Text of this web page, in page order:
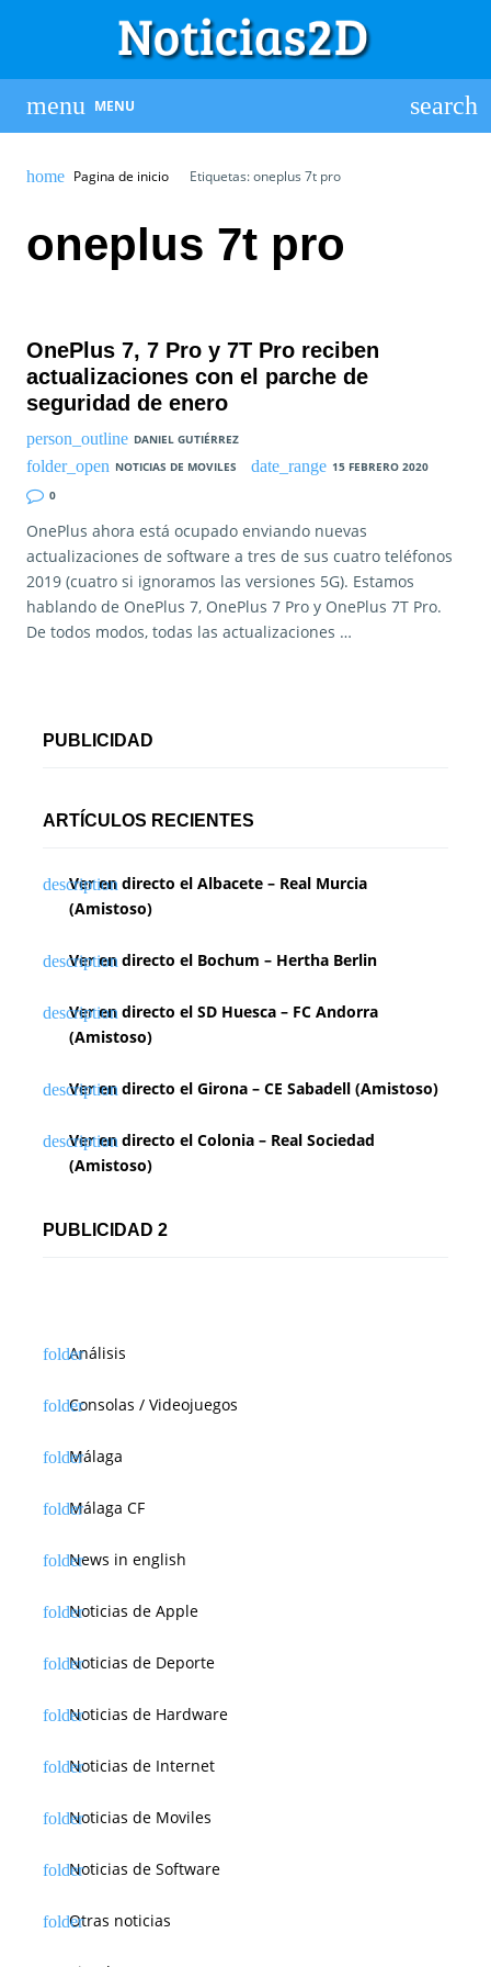
MENU
Pagina de inicio Etiquetas: oneplus 7t pro
oneplus 7t pro
OnePlus 7, 7 Pro y 7T Pro reciben
actualizaciones con el parche de
seguridad de enero
DANIEL GUTIÉRREZ
NOTICIAS DE MOVILES
15 FEBRERO 2020
0
OnePlus ahora está ocupado enviando nuevas
actualizaciones de software a tres de sus cuatro teléfonos
2019 (cuatro si ignoramos las versiones 5G). Estamos
hablando de OnePlus 7, OnePlus 7 Pro y OnePlus 7T Pro.
De todos modos, todas las actualizaciones …
PUBLICIDAD
ARTÍCULOS RECIENTES
Ver en directo el Albacete – Real Murcia
(Amistoso)
Ver en directo el Bochum – Hertha Berlin
Ver en directo el SD Huesca – FC Andorra
(Amistoso)
Ver en directo el Girona – CE Sabadell (Amistoso)
Ver en directo el Colonia – Real Sociedad
(Amistoso)
PUBLICIDAD 2
Análisis
Consolas / Videojuegos
Málaga
Málaga CF
News in english
Noticias de Apple
Noticias de Deporte
Noticias de Hardware
Noticias de Internet
Noticias de Moviles
Noticias de Software
Otras noticias